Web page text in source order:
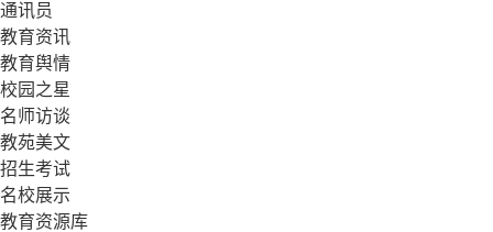
通讯员
教育资讯
教育舆情
校园之星
名师访谈
教苑美文
招生考试
名校展示
教育资源库